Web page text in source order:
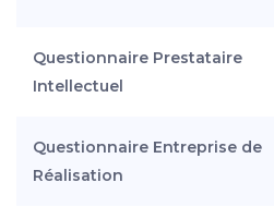
Questionnaire Prestataire
Intellectuel
Questionnaire Entreprise de
Réalisation